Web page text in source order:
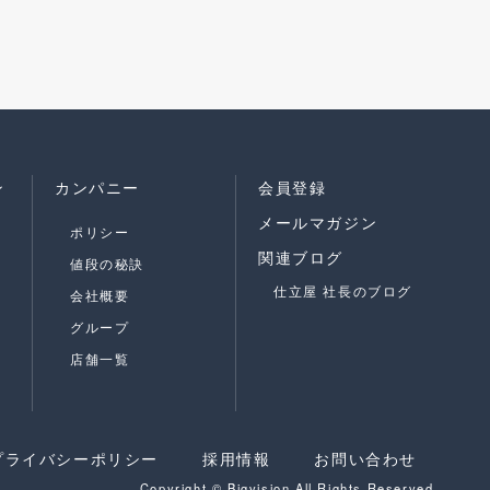
カンパニー
ポリシー
値段の秘訣
会社概要
グループ
店舗一覧
会員登録
メールマガジン
関連ブログ
仕立屋 社長のブログ
ライバシーポリシー 採用情報 お問い合わせ